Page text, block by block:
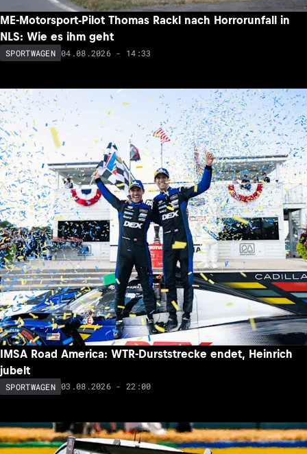
ME-Motorsport-Pilot Thomas Rackl nach Horrorunfall in
NLS: Wie es ihm geht
SPORTWAGEN 04.08.2026 - 14:33
IMSA Road America: WTR-Durststrecke endet, Heinrich
jubelt
SPORTWAGEN 03.08.2026 - 22:00